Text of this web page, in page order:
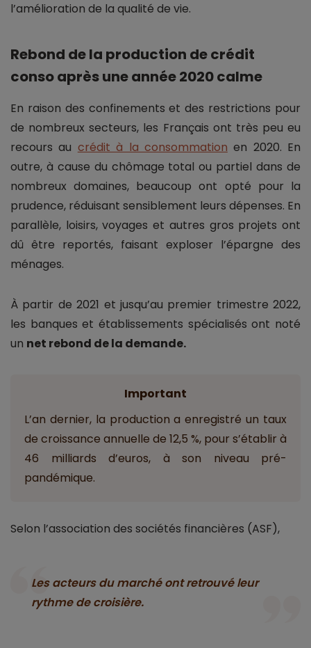
l’amélioration de la qualité de vie.
Rebond de la production de crédit
conso après une année 2020 calme
En raison des confinements et des restrictions pour
de nombreux secteurs, les Français ont très peu eu
recours au crédit à la consommation en 2020. En
outre, à cause du chômage total ou partiel dans de
nombreux domaines, beaucoup ont opté pour la
prudence, réduisant sensiblement leurs dépenses. En
parallèle, loisirs, voyages et autres gros projets ont
dû être reportés, faisant exploser l’épargne des
ménages.
À partir de 2021 et jusqu’au premier trimestre 2022,
les banques et établissements spécialisés ont noté
un net rebond de la demande.
Important
L’an dernier, la production a enregistré un taux
de croissance annuelle de 12,5 %, pour s’établir à
46 milliards d’euros, à son niveau pré-
pandémique.
Selon l’association des sociétés financières (ASF),
Les acteurs du marché ont retrouvé leur
rythme de croisière.